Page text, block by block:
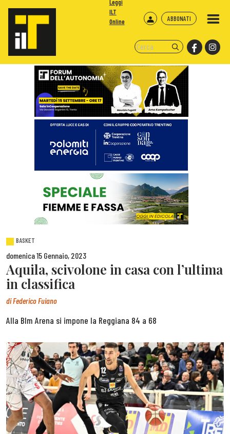
ABBONATI
Leggi
ILT
Online
BASKET
domenica 15 Gennaio, 2023
Aquila, scivolone in casa con l’ultima
in classifica
diFederico Fuiano
Alla Blm Arena si impone la Reggiana 84 a 68